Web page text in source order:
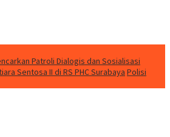
Patroli Dialogis dan Sosialisasi
Sentosa II di RS PHC Surabaya Polisi